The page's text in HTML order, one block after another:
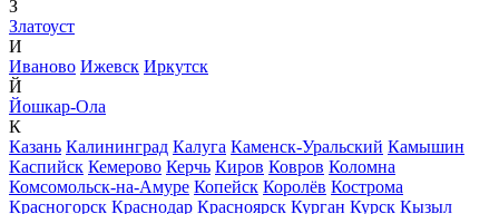
З
Златоуст
И
Иваново Ижевск Иркутск
Й
Йошкар-Ола
К
Казань Калининград Калуга Каменск-Уральский Камышин
Каспийск Кемерово Керчь Киров Ковров Коломна
Комсомольск-на-Амуре Копейск Королёв Кострома
Красногорск Краснодар Красноярск Курган Курск Кызыл